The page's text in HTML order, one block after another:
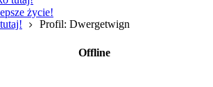
życie!
Profil: Dwergetwign
Offline